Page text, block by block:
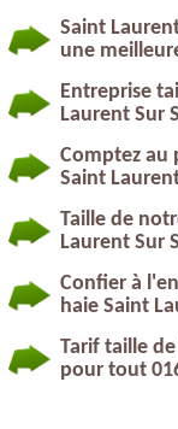
Saint
une
Entreprise
Laurent Sur
Comptez au
Saint
Taille de
Laurent Sur
Confier à
haie Saint
Tarif taille
pour tout